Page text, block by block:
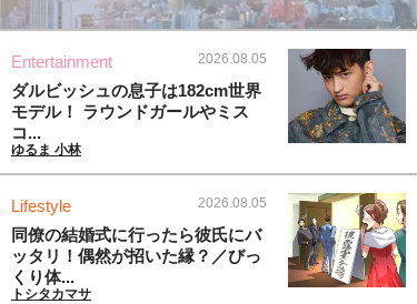
Entertainment 2026.08.05
ダルビッシュの息子は182cm世界
モデル！ ラウンドガールやミス
コ...
ゆるま 小林
Lifestyle 2026.08.05
同僚の結婚式に行ったら彼氏にバ
ッタリ！偶然が招いた縁？／びっ
くり体...
トシタカマサ